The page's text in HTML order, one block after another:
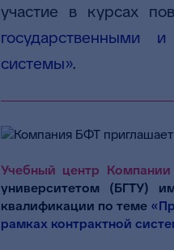
участие в курсах
государственными
системы».
Учебный центр
университетом (БГТУ)
квалификации по теме
рамках контрактной